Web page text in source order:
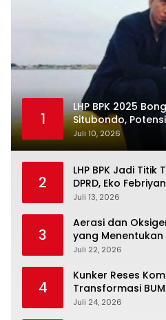
1
LHP BPK 2025
Situbondo,
Belum Terkelola
Juli 10, 2026
2
LHP BPK Jadi
DPRD, Eko
dan Ajak Dewan
Juli 13, 2026
3
Aerasi dan
yang
Juli 22, 2026
4
Kunker Reses
Transformasi
Kawal Penguatan
Juli 24, 2026